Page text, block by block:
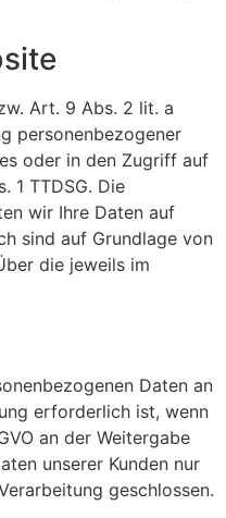
Art. 9 Abs. 2 lit. a
personenbezogener
oder in den Zugriff auf
1 TTDSG. Die
wir Ihre Daten auf
sind auf Grundlage von
die jeweils im
Daten an
erforderlich ist, wenn
an der Weitergabe
unserer Kunden nur
geschlossen.